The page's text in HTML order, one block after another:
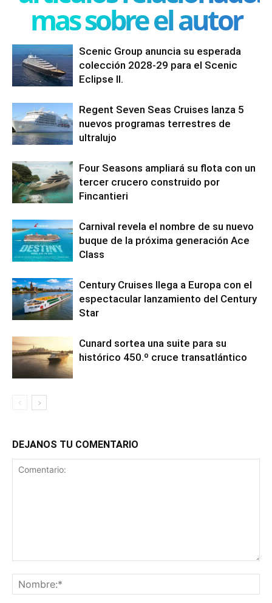
mas sobre el autor
Scenic Group anuncia su esperada
colección 2028-29 para el Scenic
Eclipse II.
Regent Seven Seas Cruises lanza 5
nuevos programas terrestres de
ultralujo
Four Seasons ampliará su flota con un
tercer crucero construido por
Fincantieri
Carnival revela el nombre de su nuevo
buque de la próxima generación Ace
Class
Century Cruises llega a Europa con el
espectacular lanzamiento del Century
Star
Cunard sortea una suite para su
histórico 450.º cruce transatlántico
DEJANOS TU COMENTARIO